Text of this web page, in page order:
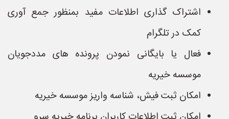
اشتراک گذاری اطلاعات مفید بمنظور جمع آوری
کمک در تلگرام
فعال یا بایگانی نمودن پرونده های مددجویان
موسسه خیریه
امکان ثبت فیش، شناسه واریز موسسه خیریه